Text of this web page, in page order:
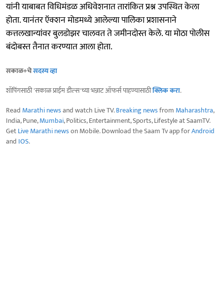
यांनी याबाबत विधिमंडळ अधिवेशनात तारांकित प्रश्न उपस्थित केला
होता. यानंतर ऍक्शन मोडमध्ये आलेल्या पालिका प्रशासनाने
कत्तलखान्यांवर बुलडोझर चालवत ते जमीनदोस्त केले. या मोठा पोलीस
बंदोबस्त तैनात करण्यात आला होता.
सकाळ+चेसदस्य व्हा
शॉपिंगसाठी 'सकाळ प्राईम डील्स'च्या भन्नाट ऑफर्स पाहण्यासाठीक्लिक करा.
Read Marathi newsand watch Live TV.Breaking newsfrom Maharashtra,
India, Pune,Mumbai, Politics, Entertainment, Sports, Lifestyle at SaamTV.
GetLive Marathi newson Mobile. Download the Saam Tv app forAndroid
and IOS.